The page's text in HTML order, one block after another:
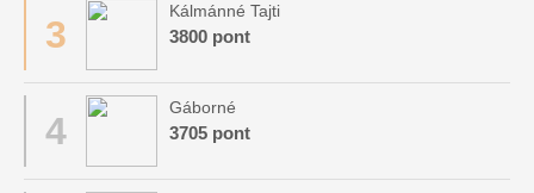
3
Kálmánné Tajti
3800 pont
4
Gáborné
3705 pont